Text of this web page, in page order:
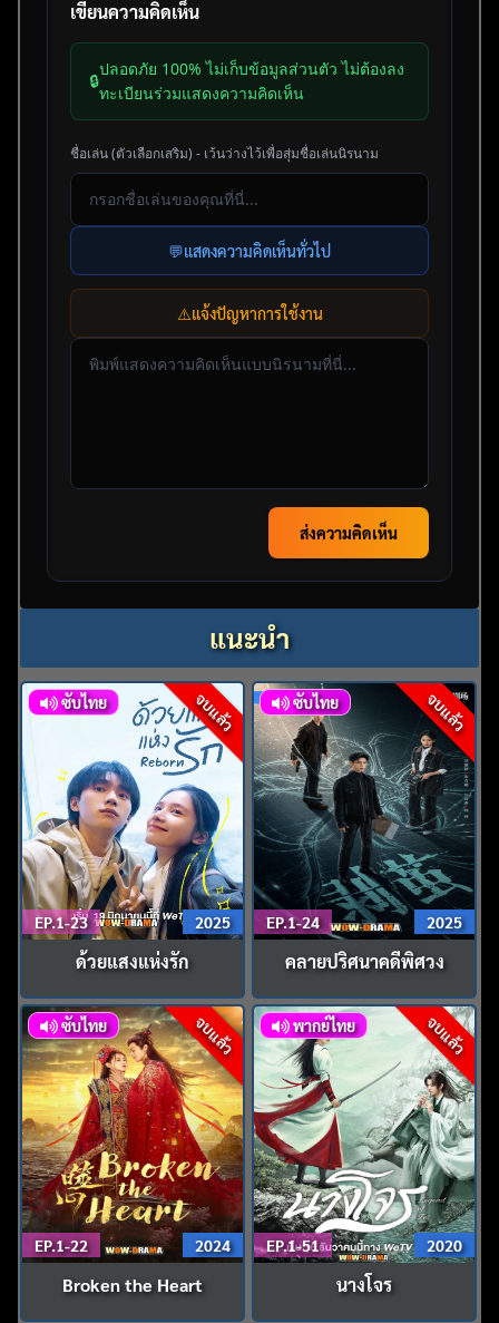
เขียนความคิดเห็น
🔒
ปลอดภัย 100% ไม่เก็บข้อมูลส่วนตัว ไม่ต้องลง
ทะเบียนร่วมแสดงความคิดเห็น
ชื่อเล่น (ตัวเลือกเสริม) - เว้นว่างไว้เพื่อสุ่มชื่อเล่นนิรนาม
💬แสดงความคิดเห็นทั่วไป
⚠️แจ้งปัญหาการใช้งาน
ส่งความคิดเห็น
แนะนำ
จบแล้ว
ซับไทย
EP.1-23 2025
ด้วยแสงแห่งรัก
จบแล้ว
ซับไทย
EP.1-24 2025
คลายปริศนาคดีพิศวง
จบแล้ว
ซับไทย
EP.1-22 2024
Broken the Heart
จบแล้ว
พากย์ไทย
EP.1-51 2020
นางโจร